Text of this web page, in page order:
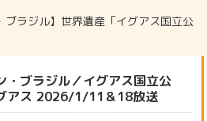
ブラジル】世界遺産「イグアス国立公
・ブラジル／イグアス国立公
アス 2026/1/11＆18放送